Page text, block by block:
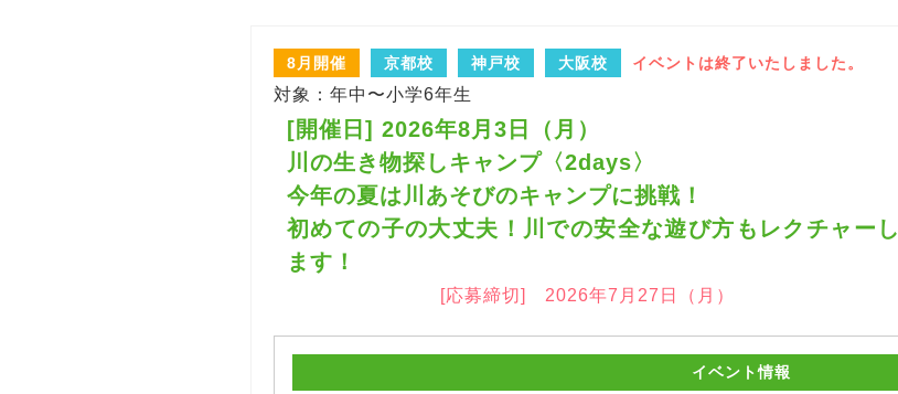
8月開催 京都校 神戸校 大阪校 イベントは終了いたしました。
対象：年中〜小学6年生
[開催日] 2026年8月3日（月）
川の生き物探しキャンプ〈2days〉
今年の夏は川あそびのキャンプに挑戦！
初めての子の大丈夫！川での安全な遊び方もレクチャーし
ます！
[応募締切] 2026年7月27日（月）
イベント情報